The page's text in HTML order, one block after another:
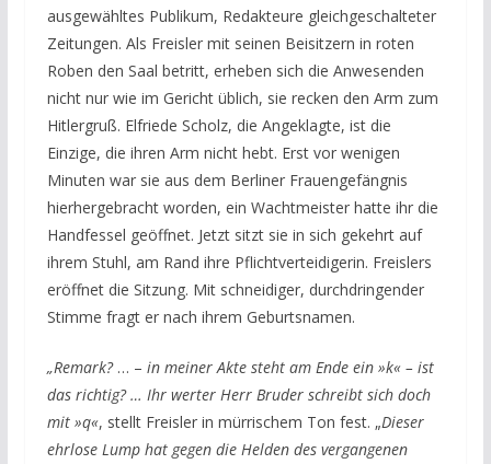
ausgewähltes Publikum, Redakteure gleichgeschalteter
Zeitungen. Als Freisler mit seinen Beisitzern in roten
Roben den Saal betritt, erheben sich die Anwesenden
nicht nur wie im Gericht üblich, sie recken den Arm zum
Hitlergruß. Elfriede Scholz, die Angeklagte, ist die
Einzige, die ihren Arm nicht hebt. Erst vor wenigen
Minuten war sie aus dem Berliner Frauengefängnis
hierhergebracht worden, ein Wachtmeister hatte ihr die
Handfessel geöffnet. Jetzt sitzt sie in sich gekehrt auf
ihrem Stuhl, am Rand ihre Pflichtverteidigerin. Freislers
eröffnet die Sitzung. Mit schneidiger, durchdringender
Stimme fragt er nach ihrem Geburtsnamen.
„Remark? … – in meiner Akte steht am Ende ein »k« – ist
das richtig? … Ihr werter Herr Bruder schreibt sich doch
mit »q«, stellt Freisler in mürrischem Ton fest. „Dieser
ehrlose Lump hat gegen die Helden des vergangenen